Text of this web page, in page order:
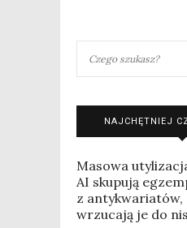
NAJCHĘTNIEJ
Masowa
AI skupują
z antykwariatów,
wrzucają je do